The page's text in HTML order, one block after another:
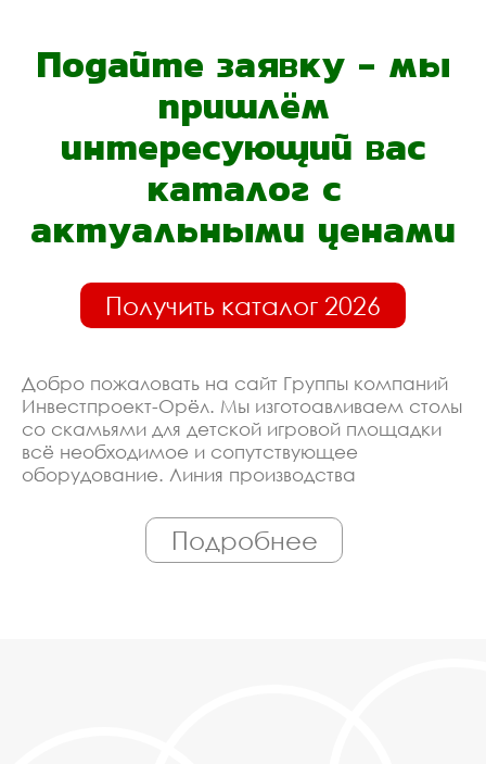
Подайте заявку - мы
пришлём
интересующий вас
каталог с
актуальными ценами
Получить каталог 2026
Добро пожаловать на сайт Группы компаний
Инвестпроект-Орёл. Мы изготоавливаем столы
со скамьями для детской игровой площадки
всё необходимое и сопутствующее
оборудование. Линия производства
работает только квалифицированный
персонал. Поэтому Вы всегда можете
рассчитывать на исключительно высокую
Подробнее